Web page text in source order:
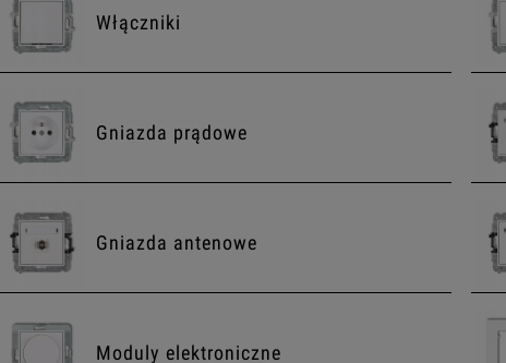
Włączniki
Gniazda prądowe
Gniazda antenowe
Moduly elektroniczne